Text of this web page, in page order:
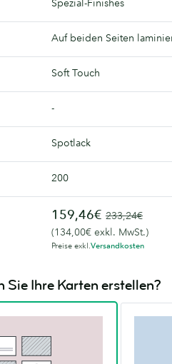
Spezial-Finishes
Auf beiden Seiten
Soft Touch
-
Spotlack
200
159,46€ 233,24€
(134,00€ exkl. MwSt.)
Preise exkl.Versandkosten
Sie Ihre Karten erstellen?